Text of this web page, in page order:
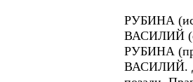
РУБИНА
ВАСИЛИЙ (с
РУБИНА
ВАСИЛИЙ.